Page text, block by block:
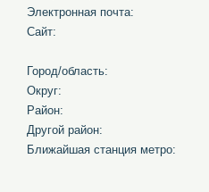
Электронная почта:
Сайт:
Город/область:
Округ:
Район:
Другой район:
Ближайшая станция метро: